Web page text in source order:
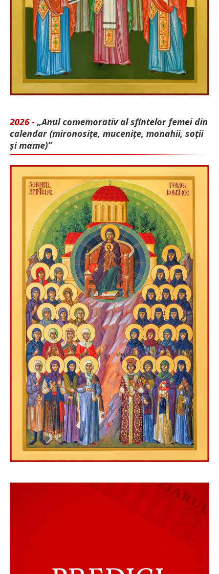
2026 - „Anul comemorativ al sfintelor femei din
calendar (mironosițe, mu­cenițe, monahii, soții
și mame)”